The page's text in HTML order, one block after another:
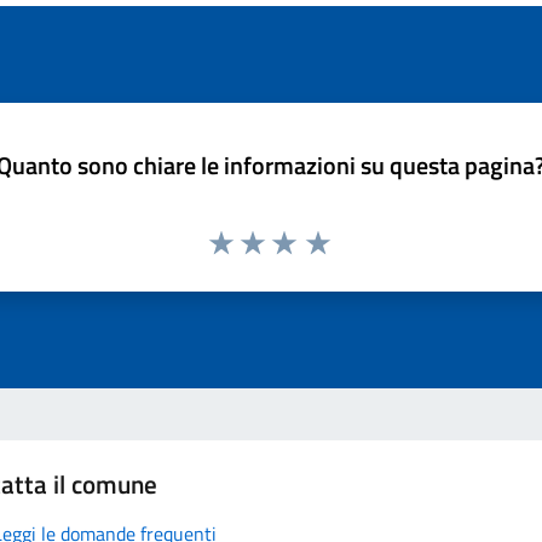
sono chiare le informazioni su questa
il comune
le domande frequenti